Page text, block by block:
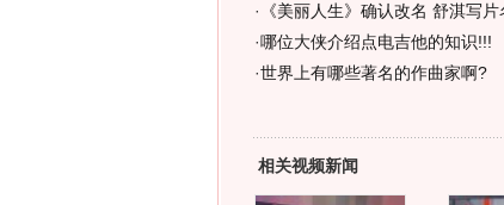
· 《美丽人生》确认改名 舒淇写
·哪位大侠介绍点电吉他的知识!!!
·世界上有哪些著名的作曲家啊?
相关视频新闻